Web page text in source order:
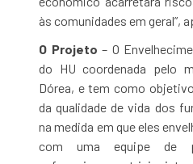
às comunidades em geral”,
O Projeto – O
do HU coordenada pelo
Dórea, e tem como
da qualidade de vida dos
na medida em que eles
com uma equipe de